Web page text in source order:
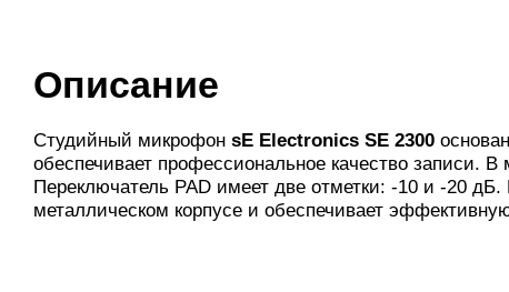
Описание
Студийный микрофон sE Electronics SE 2300
обеспечивает профессиональное качество записи.
Переключатель PAD имеет две отметки: -10 и -20
металлическом корпусе и обеспечивает